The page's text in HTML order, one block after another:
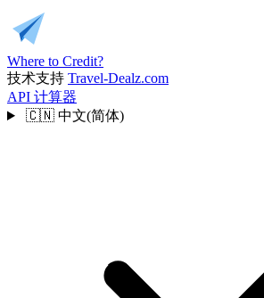
Where to Credit?
技术支持 Travel-Dealz.com
API 计算器
🇨🇳 中文(简体)